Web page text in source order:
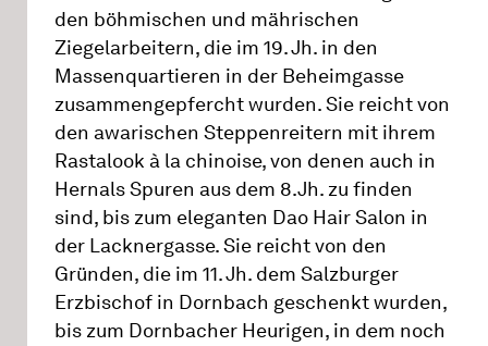
den böhmischen und mährischen
Ziegelarbeitern, die im 19. Jh. in den
Massenquartieren in der Beheimgasse
zusammengepfercht wurden. Sie reicht von
den awarischen Steppenreitern mit ihrem
Rastalook à la chinoise, von denen auch in
Hernals Spuren aus dem 8.Jh. zu finden
sind, bis zum eleganten Dao Hair Salon in
der Lacknergasse. Sie reicht von den
Gründen, die im 11. Jh. dem Salzburger
Erzbischof in Dornbach geschenkt wurden,
bis zum Dornbacher Heurigen, in dem noch